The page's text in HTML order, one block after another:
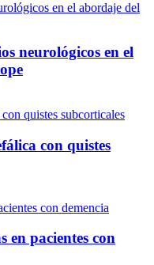
neurológicos en el
con quistes
en pacientes con